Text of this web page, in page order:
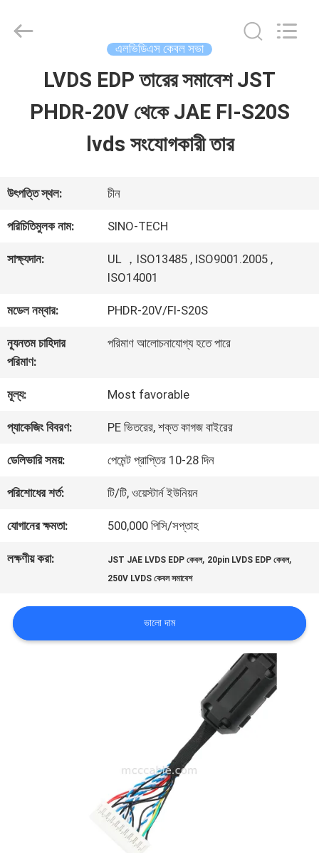
ভিডিও
আমাদের
সম্বন্ধে
কারখানা
পরিদর্শন
গুণমান
নিয়ন্ত্রণ
আমাদের
সাথে
যোগাযোগ
খবর
Media
Reserved.
এলভিডিএস কেবল সভা
LVDS EDP তারের সমাবেশ JST
PHDR-20V থেকে JAE FI-S20S
lvds সংযোগকারী তার
উৎপত্তি স্থল: চীন
পরিচিতিমুলক নাম: SINO-TECH
সাক্ষ্যদান:
UL ，ISO13485 , ISO9001.2005 ,
ISO14001
মডেল নম্বার: PHDR-20V/FI-S20S
ন্যূনতম চাহিদার
পরিমাণ:
পরিমাণ আলোচনাযোগ্য হতে পারে
মূল্য: Most favorable
প্যাকেজিং বিবরণ: PE ভিতরের, শক্ত কাগজ বাইরের
ডেলিভারি সময়: পেমেন্ট প্রাপ্তির 10-28 দিন
পরিশোধের শর্ত: টি/টি, ওয়েস্টার্ন ইউনিয়ন
যোগানের ক্ষমতা: 500,000 পিসি/সপ্তাহ
লক্ষণীয় করা: JST JAE LVDS EDP কেবল, 20pin LVDS EDP কেবল,
250V LVDS কেবল সমাবেশ
ভালো দাম